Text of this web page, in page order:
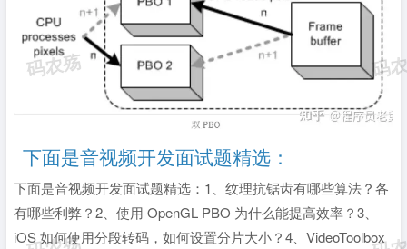
下面是音视频开发面试题精选：
下面是音视频开发面试题精选：1、纹理抗锯齿有哪些算法？各
有哪些利弊？2、使用 OpenGL PBO 为什么能提高效率？3、
iOS 如何使用分段转码，如何设置分片大小？4、VideoToolbox